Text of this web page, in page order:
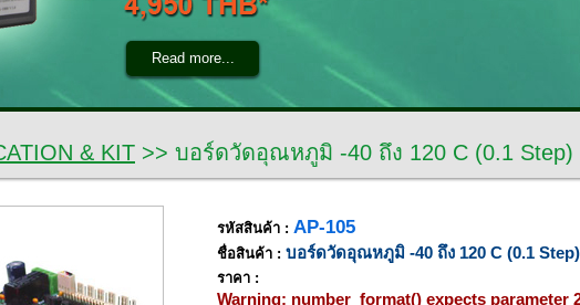
Read more...
& KIT >> บอร์ดวัดอุณหภูมิ -40 ถึง 120 C (0.1 Step)
รหัสสินค้า : AP-105
ชื่อสินค้า : บอร์ดวัดอุณหภูมิ -40 ถึง 120 C (0.1 Step)
ราคา :
Warning: number_format() expects parameter